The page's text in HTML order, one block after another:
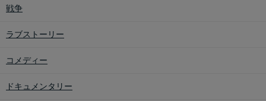
戦争
ラブストーリー
コメディー
ドキュメンタリー